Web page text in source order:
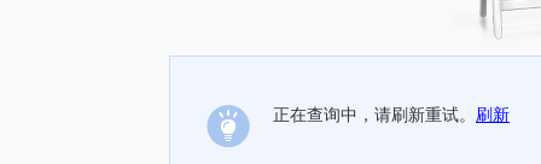
正在查询中，请刷新重试。 刷新